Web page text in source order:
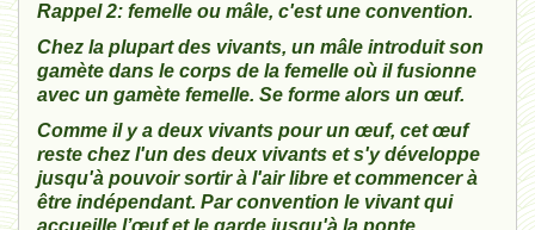
Rappel 2: femelle ou mâle, c'est une convention.
Chez la plupart des vivants, un mâle introduit son
gamète dans le corps de la femelle où il fusionne
avec un gamète femelle. Se forme alors un œuf.
Comme il y a deux vivants pour un œuf, cet œuf
reste chez l'un des deux vivants et s'y développe
jusqu'à pouvoir sortir à l'air libre et commencer à
être indépendant. Par convention le vivant qui
accueille l’œuf et le garde jusqu'à la ponte